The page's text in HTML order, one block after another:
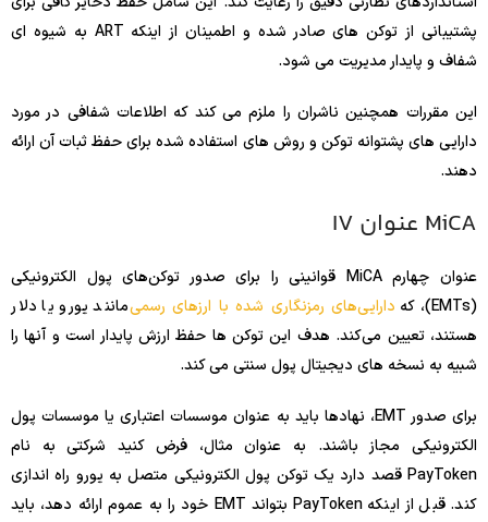
پشتیبانی از توکن های صادر شده و اطمینان از اینکه ART به شیوه ای
شفاف و پایدار مدیریت می شود.
این مقررات همچنین ناشران را ملزم می کند که اطلاعات شفافی در مورد
دارایی های پشتوانه توکن و روش های استفاده شده برای حفظ ثبات آن ارائه
دهند.
MiCA عنوان IV
عنوان چهارم MiCA قوانینی را برای صدور توکن‌های پول الکترونیکی
(EMTs)، که
دارایی‌های رمزنگاری شده با ارزهای رسمیمانند یورو یا دلار
هستند، تعیین می‌کند. هدف این توکن ها حفظ ارزش پایدار است و آنها را
شبیه به نسخه های دیجیتال پول سنتی می کند.
برای صدور EMT، نهادها باید به عنوان موسسات اعتباری یا موسسات پول
الکترونیکی مجاز باشند. به عنوان مثال، فرض کنید شرکتی به نام
PayToken قصد دارد یک توکن پول الکترونیکی متصل به یورو راه اندازی
کند. قبل از اینکه PayToken بتواند EMT خود را به عموم ارائه دهد، باید